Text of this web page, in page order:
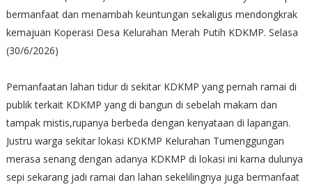
bermanfaat dan menambah keuntungan sekaligus mendongkrak
kemajuan Koperasi Desa Kelurahan Merah Putih KDKMP. Selasa
(30/6/2026)
​Pemanfaatan lahan tidur di sekitar KDKMP yang pernah ramai di
publik terkait KDKMP yang di bangun di sebelah makam dan
tampak mistis,rupanya berbeda dengan kenyataan di lapangan.
Justru warga sekitar lokasi KDKMP Kelurahan Tumenggungan
merasa senang dengan adanya KDKMP di lokasi ini karna dulunya
sepi sekarang jadi ramai dan lahan sekelilingnya juga bermanfaat